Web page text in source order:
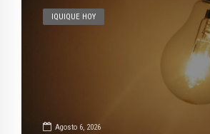
IQUIQUE HOY
Agosto 6, 2026